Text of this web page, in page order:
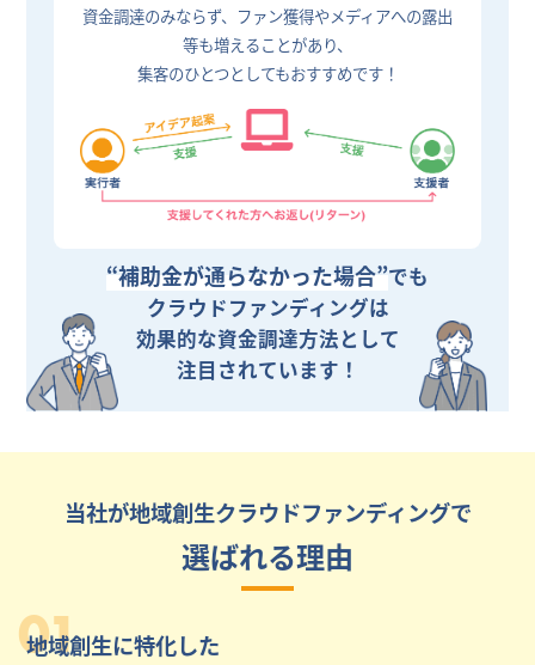
資金調達のみならず、ファン獲得やメディアへの露出
等も増えることがあり、
集客のひとつとしてもおすすめです！
“補助金が通らなかった場合”でも
クラウドファンディングは
効果的な資金調達方法として
注目されています！
当社が地域創生クラウドファンディングで
選ばれる理由
01
地域創生に特化した